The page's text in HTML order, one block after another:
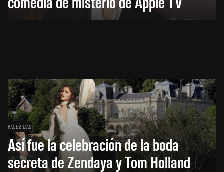
HACE 2 DÍAS
Así fue la celebración de la boda
secreta de Zendaya y Tom Holland